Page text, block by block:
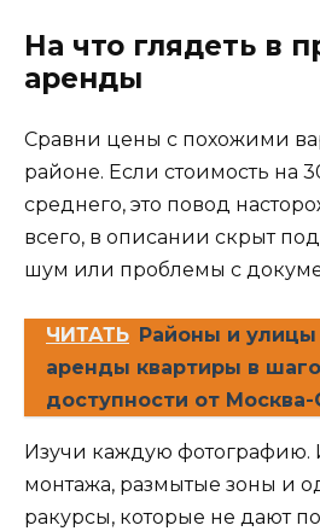
На что глядеть в
аренды
Сравни цены с похожими
районе. Если стоимость на
среднего, это повод
всего, в описании скрыт
шум или проблемы с
ЧИТАТЬ Районы и
аренды квартиры в
доступности от Москва-
Изучи каждую
монтажа, размытые зоны и
ракурсы, которые не дают